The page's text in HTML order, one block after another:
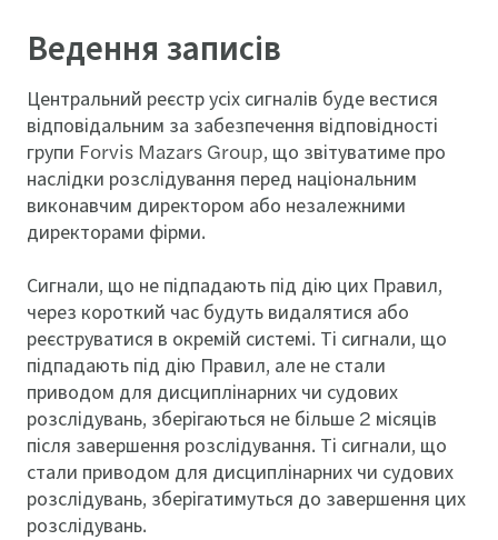
Ведення записів
Центральний реєстр усіх сигналів буде вестися
відповідальним за забезпечення відповідності
групи Forvis Mazars Group, що звітуватиме про
наслідки розслідування перед національним
виконавчим директором або незалежними
директорами фірми.
Сигнали, що не підпадають під дію цих Правил,
через короткий час будуть видалятися або
реєструватися в окремій системі. Ті сигнали, що
підпадають під дію Правил, але не стали
приводом для дисциплінарних чи судових
розслідувань, зберігаються не більше 2 місяців
після завершення розслідування. Ті сигнали, що
стали приводом для дисциплінарних чи судових
розслідувань, зберігатимуться до завершення цих
розслідувань.